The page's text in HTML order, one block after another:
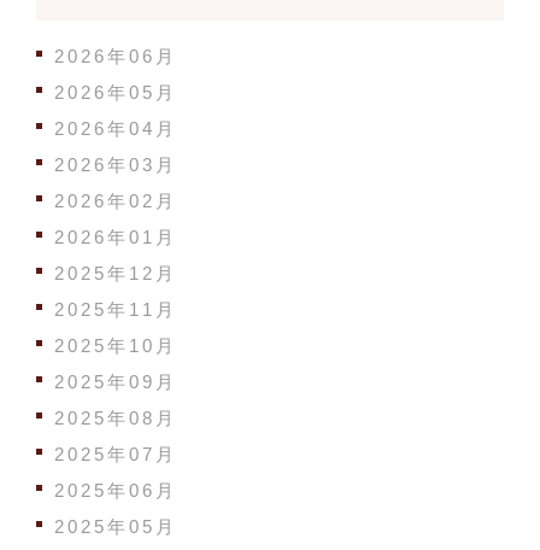
2026年06月
2026年05月
2026年04月
2026年03月
2026年02月
2026年01月
2025年12月
2025年11月
2025年10月
2025年09月
2025年08月
2025年07月
2025年06月
2025年05月